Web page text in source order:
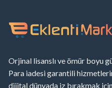
Orjinal lisanslı ve ömür boyu
Para iadesi garantili
dijital dünyada iz bırakmak için